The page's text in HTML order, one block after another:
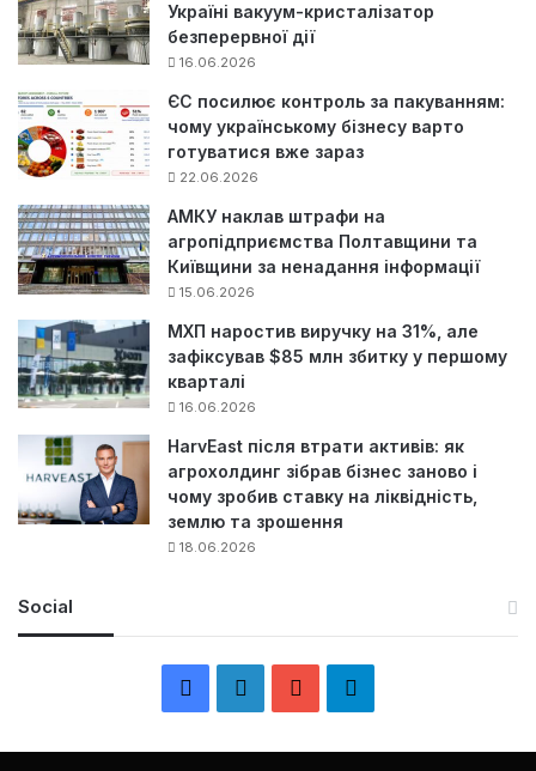
Україні вакуум-кристалізатор
безперервної дії
16.06.2026
ЄС посилює контроль за пакуванням:
чому українському бізнесу варто
готуватися вже зараз
22.06.2026
АМКУ наклав штрафи на
агропідприємства Полтавщини та
Київщини за ненадання інформації
15.06.2026
МХП наростив виручку на 31%, але
зафіксував $85 млн збитку у першому
кварталі
16.06.2026
HarvEast після втрати активів: як
агрохолдинг зібрав бізнес заново і
чому зробив ставку на ліквідність,
землю та зрошення
18.06.2026
Social